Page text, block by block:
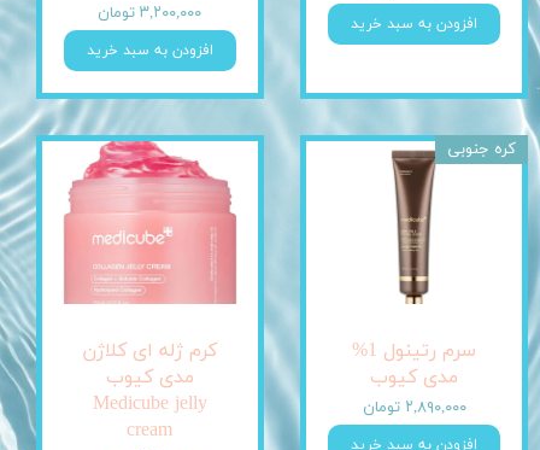
افزودن به سبد خرید ۳,۲۰۰,۰۰۰ تومان
افزودن به سبد خرید
سرم رتینول 1%
مدی کیوب
۲,۸۹۰,۰۰۰ تومان
افزودن به سبد خرید
کره جنوبی
کرم ژله ای کلاژن
مدی کیوب
Medicube jelly
cream